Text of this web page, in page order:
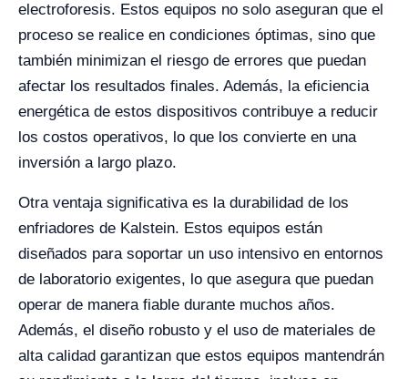
electroforesis. Estos equipos no solo aseguran que el
proceso se realice en condiciones óptimas, sino que
también minimizan el riesgo de errores que puedan
afectar los resultados finales. Además, la eficiencia
energética de estos dispositivos contribuye a reducir
los costos operativos, lo que los convierte en una
inversión a largo plazo.
Otra ventaja significativa es la durabilidad de los
enfriadores de Kalstein. Estos equipos están
diseñados para soportar un uso intensivo en entornos
de laboratorio exigentes, lo que asegura que puedan
operar de manera fiable durante muchos años.
Además, el diseño robusto y el uso de materiales de
alta calidad garantizan que estos equipos mantendrán